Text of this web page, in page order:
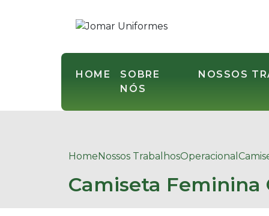
HOME
SOBRE
NÓS
NOSSOS
HomeNossos TrabalhosOperacional
Camiseta Feminina